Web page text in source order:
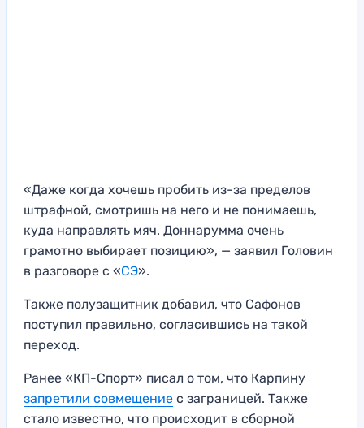
«Даже когда хочешь пробить из-за пределов
штрафной, смотришь на него и не понимаешь,
куда направлять мяч. Доннарумма очень
грамотно выбирает позицию», — заявил Головин
в разговоре с «СЭ».
Также полузащитник добавил, что Сафонов
поступил правильно, согласившись на такой
переход.
Ранее «КП-Спорт» писал о том, что Карпину
запретили совмещение с заграницей. Также
стало известно, что происходит в сборной